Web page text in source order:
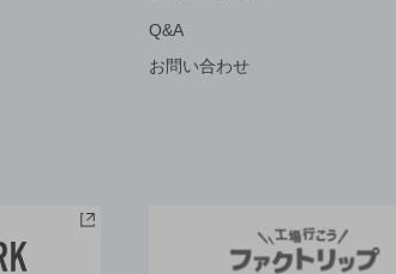
Q&A
お問い合わせ